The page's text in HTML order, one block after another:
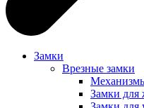
Замки
Врезные замки
Замки для